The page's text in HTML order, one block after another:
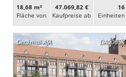
18,68 m²
Fläche von
47.069,82 €
Kaufpreise ab
16
Ein­heiten
DA00654
Denkmal-AfA